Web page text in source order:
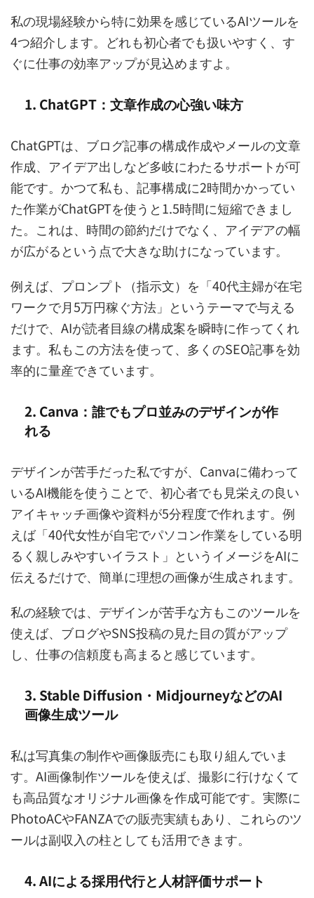
私の現場経験から特に効果を感じているAIツールを
4つ紹介します。どれも初心者でも扱いやすく、す
ぐに仕事の効率アップが見込めますよ。
1. ChatGPT：文章作成の心強い味方
ChatGPTは、ブログ記事の構成作成やメールの文章
作成、アイデア出しなど多岐にわたるサポートが可
能です。かつて私も、記事構成に2時間かかってい
た作業がChatGPTを使うと1.5時間に短縮できまし
た。これは、時間の節約だけでなく、アイデアの幅
が広がるという点で大きな助けになっています。
例えば、プロンプト（指示文）を「40代主婦が在宅
ワークで月5万円稼ぐ方法」というテーマで与える
だけで、AIが読者目線の構成案を瞬時に作ってくれ
ます。私もこの方法を使って、多くのSEO記事を効
率的に量産できています。
2. Canva：誰でもプロ並みのデザインが作
れる
デザインが苦手だった私ですが、Canvaに備わって
いるAI機能を使うことで、初心者でも見栄えの良い
アイキャッチ画像や資料が5分程度で作れます。例
えば「40代女性が自宅でパソコン作業をしている明
るく親しみやすいイラスト」というイメージをAIに
伝えるだけで、簡単に理想の画像が生成されます。
私の経験では、デザインが苦手な方もこのツールを
使えば、ブログやSNS投稿の見た目の質がアップ
し、仕事の信頼度も高まると感じています。
3. Stable Diffusion・MidjourneyなどのAI
画像生成ツール
私は写真集の制作や画像販売にも取り組んでいま
す。AI画像制作ツールを使えば、撮影に行けなくて
も高品質なオリジナル画像を作成可能です。実際に
PhotoACやFANZAでの販売実績もあり、これらのツ
ールは副収入の柱としても活用できます。
4. AIによる採用代行と人材評価サポート